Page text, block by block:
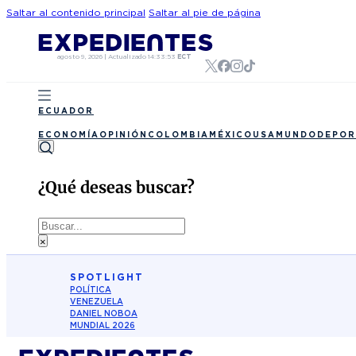
Saltar al contenido principal Saltar al pie de página
agosto 9, 2026 | Actualizado 14:33:53 ECT
ECUADOR
ECONOMÍA OPINIÓN COLOMBIA MÉXICO USA MUNDO
¿Qué deseas buscar?
Buscar
×
SPOTLIGHT
POLÍTICA
VENEZUELA
DANIEL NOBOA
MUNDIAL 2026